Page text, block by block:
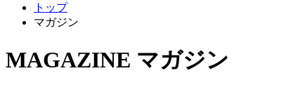
トップ
マガジン
MAGAZINE マガジン